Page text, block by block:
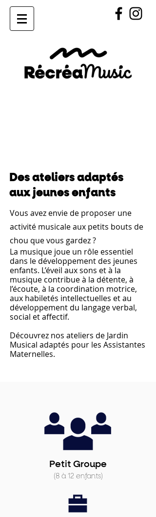
Des ateliers adaptés
aux jeunes enfants
Vous avez envie de proposer une
activité musicale aux petits bouts de
chou que vous gardez ?
La musique joue un rôle essentiel
dans le développement des jeunes
enfants. L’éveil aux sons et à la
musique contribue à la détente, à
l’écoute, à la coordination motrice,
aux habiletés intellectuelles et au
développement du langage verbal,
social et affectif.
Découvrez nos ateliers de Jardin
Musical adaptés pour les Assistantes
Maternelles.
Petit Groupe
(8 à 12 enfants)